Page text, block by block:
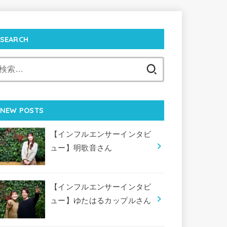
SEARCH
NEW POSTS
【インフルエンサーインタビ
ュー】明歌音さん
【インフルエンサーインタビ
ュー】ゆたはるカップルさん